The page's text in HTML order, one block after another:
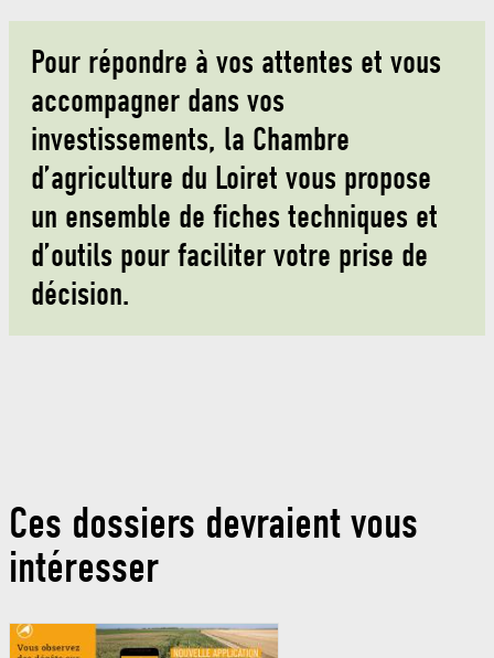
Pour répondre à vos attentes et vous
accompagner dans vos
investissements, la Chambre
d’agriculture du Loiret vous propose
un ensemble de fiches techniques et
d’outils pour faciliter votre prise de
décision.
Ces dossiers devraient vous
intéresser